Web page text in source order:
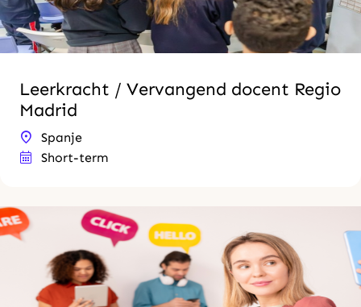
Leerkracht / Vervangend docent Regio
Madrid
Spanje
Short-term